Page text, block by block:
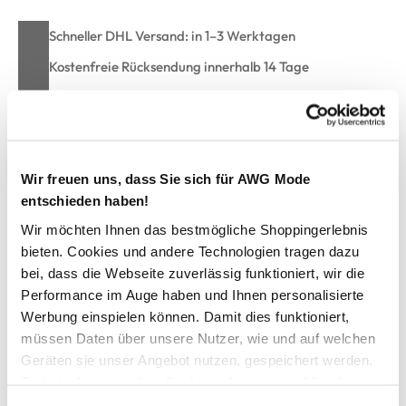
Wir freuen uns, dass Sie sich für AWG Mode
entschieden haben!
Wir möchten Ihnen das bestmögliche Shoppingerlebnis
bieten. Cookies und andere Technologien tragen dazu
bei, dass die Webseite zuverlässig funktioniert, wir die
Performance im Auge haben und Ihnen personalisierte
Werbung einspielen können. Damit dies funktioniert,
müssen Daten über unsere Nutzer, wie und auf welchen
Geräten sie unser Angebot nutzen, gespeichert werden.
Schneller DHL Versand: in 1–3 Werktagen
Kostenfreie Rücksendung innerhalb 14 Tage
Hailys GI44NNY Shirt
Schickes Damen Shirt von Hailys
Mit weitem Rundhals-Ausschnitt
3/4 lange Puffärmel mit Gummizug
Schönes Muster allover